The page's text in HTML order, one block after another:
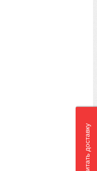
Рассчитать доставку